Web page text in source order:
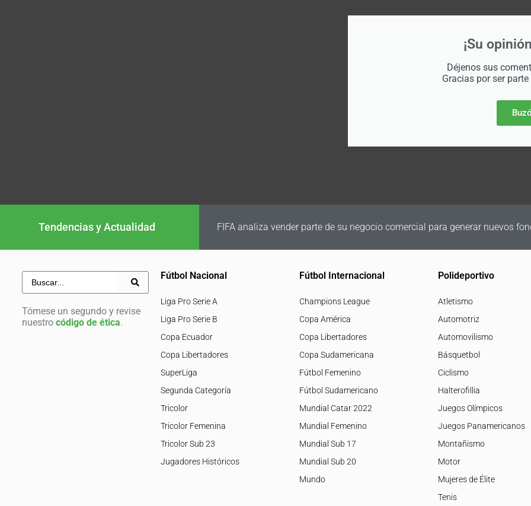
¡Su
Déjenos sus
Gracias por ser
Tendencias y Actualidad FIFA analiza vender parte de su negocio comercial para generar nuevos
Tómese un segundo y revise
nuestro código de ética.
Fútbol Nacional
Liga Pro Serie A
Liga Pro Serie B
Copa Ecuador
Copa Libertadores
SuperLiga
Segunda Categoría
Tricolor
Tricolor Femenina
Tricolor Sub 23
Jugadores Históricos
Fútbol Internacional
Champions League
Copa América
Copa Libertadores
Copa Sudamericana
Fútbol Femenino
Fútbol Sudamericano
Mundial Catar 2022
Mundial Femenino
Mundial Sub 17
Mundial Sub 20
Mundo
Polideportivo
Atletismo
Automotriz
Automovilismo
Básquetbol
Ciclismo
Halterofillia
Juegos Olímpicos
Juegos Panamericanos
Montañismo
Motor
Mujeres de Élite
Tenis